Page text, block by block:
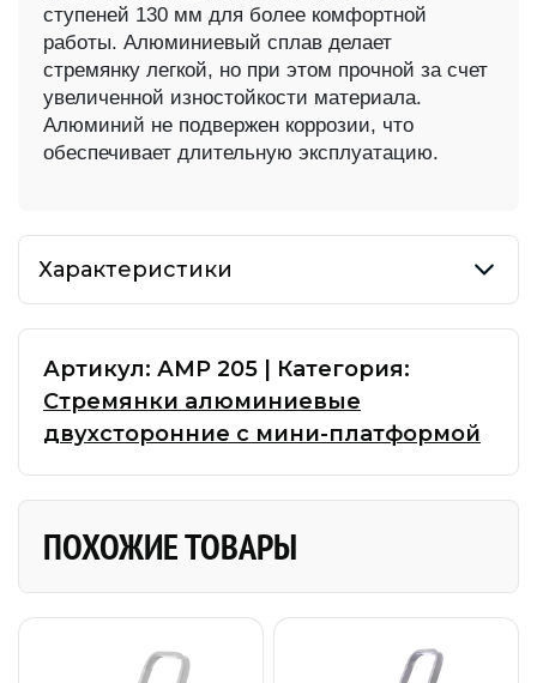
ступеней 130 мм для более комфортной
работы. Алюминиевый сплав делает
стремянку легкой, но при этом прочной за счет
увеличенной изностойкости материала.
Алюминий не подвержен коррозии, что
обеспечивает длительную эксплуатацию.
Характеристики
Артикул: АМР 205
Категория:
Стремянки алюминиевые
двухсторонние с мини-платформой
ПОХОЖИЕ ТОВАРЫ